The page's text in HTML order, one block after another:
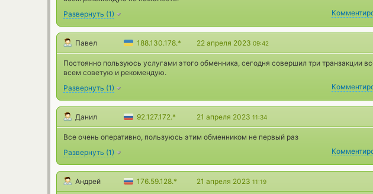
Развернуть (1)
Павел 188.130.178.* 22 апреля 2023 09:42
Постоянно пользуюсь услугами этого обменника, сегодня совершил три транзакции
всем советую и рекомендую.
Развернуть (1)
Данил 92.127.172.* 21 апреля 2023 11:34
Все очень оперативно, пользуюсь этим обменником не первый раз
Развернуть (1)
Андрей 176.59.128.* 21 апреля 2023 11:19